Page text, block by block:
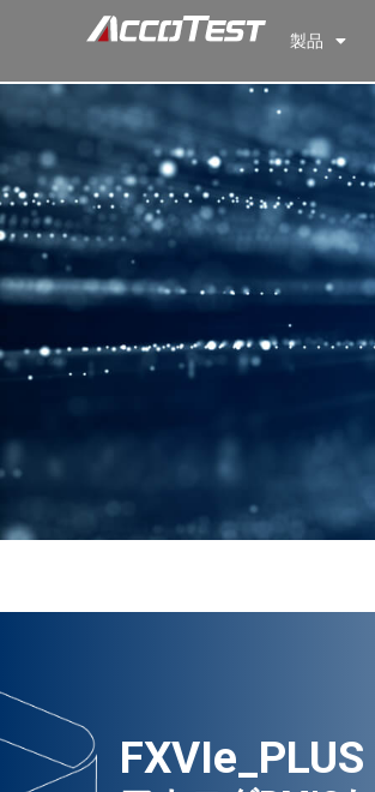
製品
FXVIe_PLUS